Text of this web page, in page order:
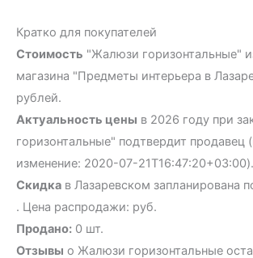
Кратко для покупателей
Стоимость "Жалюзи горизонтальные"
магазина "Предметы интерьера в
рублей.
Актуальность цены в 2026 году при
горизонтальные" подтвердит продавец
изменение: 2020-07-21T16:47:20+03:00).
Скидка в Лазаревском запланирована
. Цена распродажи: руб.
Продано: 0 шт.
Отзывы о Жалюзи горизонтальные